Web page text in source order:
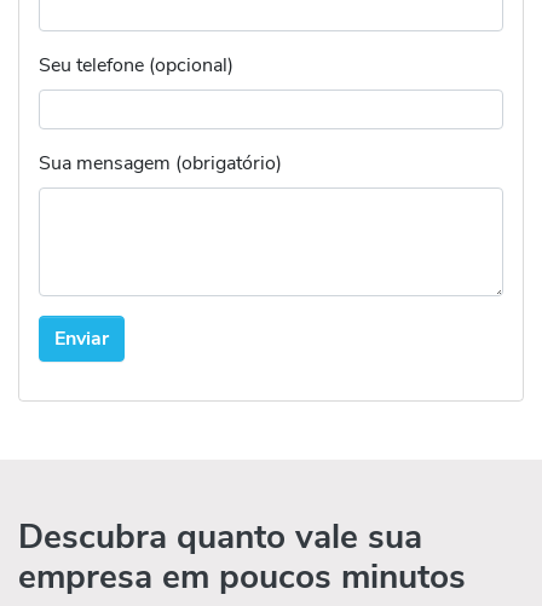
Seu telefone (opcional)
Sua mensagem (obrigatório)
Descubra quanto vale sua
empresa em poucos minutos